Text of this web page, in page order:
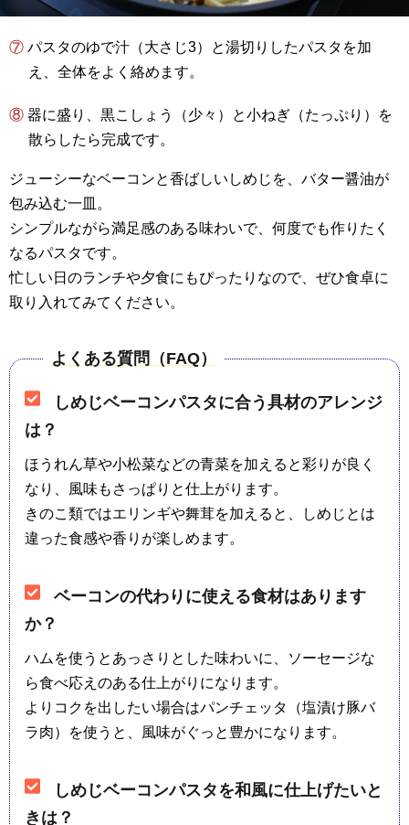
⑦ パスタのゆで汁（大さじ3）と湯切りしたパスタを加
え、全体をよく絡めます。
⑧ 器に盛り、黒こしょう（少々）と小ねぎ（たっぷり）を
散らしたら完成です。
ジューシーなベーコンと香ばしいしめじを、バター醤油が
包み込む一皿。
シンプルながら満足感のある味わいで、何度でも作りたく
なるパスタです。
忙しい日のランチや夕食にもぴったりなので、ぜひ食卓に
取り入れてみてください。
よくある質問（FAQ）
しめじベーコンパスタに合う具材のアレンジ
は？
ほうれん草や小松菜などの青菜を加えると彩りが良く
なり、風味もさっぱりと仕上がります。
きのこ類ではエリンギや舞茸を加えると、しめじとは
違った食感や香りが楽しめます。
ベーコンの代わりに使える食材はあります
か？
ハムを使うとあっさりとした味わいに、ソーセージな
ら食べ応えのある仕上がりになります。
よりコクを出したい場合はパンチェッタ（塩漬け豚バ
ラ肉）を使うと、風味がぐっと豊かになります。
しめじベーコンパスタを和風に仕上げたいと
きは？